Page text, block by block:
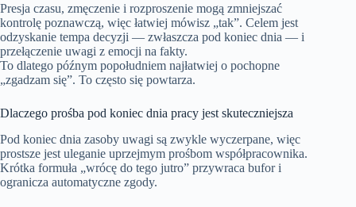
Presja czasu, zmęczenie i rozproszenie mogą zmniejszać
kontrolę poznawczą, więc łatwiej mówisz „tak”. Celem jest
odzyskanie tempa decyzji — zwłaszcza pod koniec dnia — i
przełączenie uwagi z emocji na fakty.
To dlatego późnym popołudniem najłatwiej o pochopne
„zgadzam się”. To często się powtarza.
Dlaczego prośba pod koniec dnia pracy jest skuteczniejsza
Pod koniec dnia zasoby uwagi są zwykle wyczerpane, więc
prostsze jest uleganie uprzejmym prośbom współpracownika.
Krótka formuła „wrócę do tego jutro” przywraca bufor i
ogranicza automatyczne zgody.